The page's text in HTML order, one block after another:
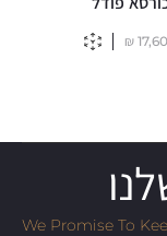
₪
We Promise To